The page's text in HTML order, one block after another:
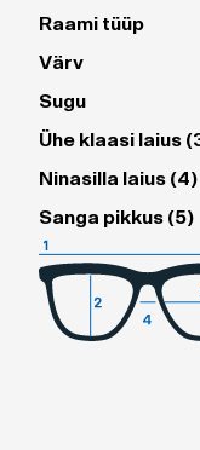
Raami tüüp
Värv
Sugu
Ühe klaasi laius
Ninasilla laius (4)
Sanga pikkus (5)